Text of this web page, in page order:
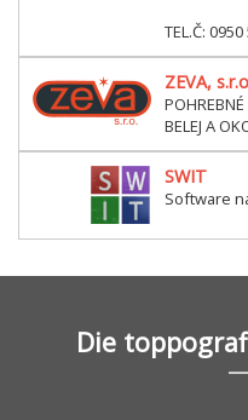
TEL.Č:
ZEVA,
BELEJ A
SWIT
Software
Die